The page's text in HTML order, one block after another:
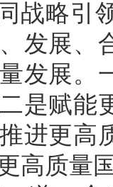
战略引
发展、
发展。
是赋能
进更高
高质量